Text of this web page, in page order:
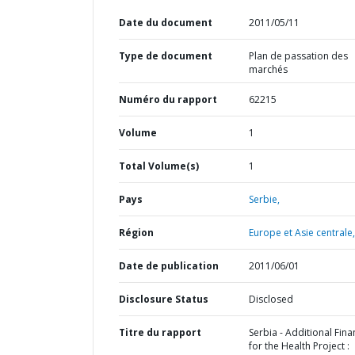
Date du document 2011/05/11
Type de document
Plan de passation des
marchés
Numéro du rapport 62215
Volume 1
Total Volume(s) 1
Pays Serbie,
Région Europe et Asie centrale,
Date de publication 2011/06/01
Disclosure Status Disclosed
Titre du rapport
Serbia - Additional
for the Health Project :